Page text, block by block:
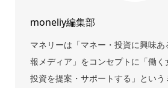
moneliy編集部
マネリーは「マネー・投資に興味
報メディア」をコンセプトに「働
投資を提案・サポートする」という